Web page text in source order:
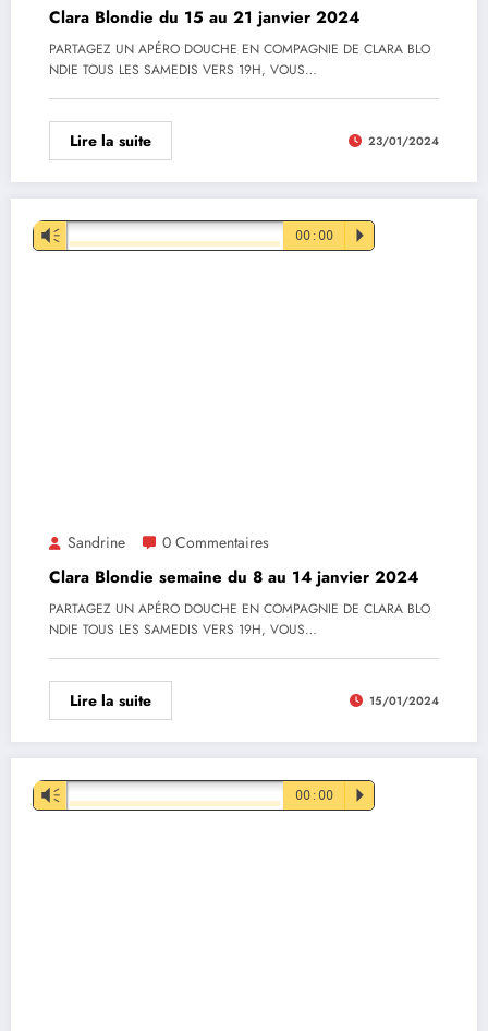
Clara Blondie du 15 au 21 janvier 2024
PARTAGEZ UN APÉRO DOUCHE EN COMPAGNIE DE CLARA BLO
NDIE TOUS LES SAMEDIS VERS 19H, VOUS…
Lire la suite 23/01/2024
Lecteur
audio
Vm 00:00 P
Sandrine 0 Commentaires
Clara Blondie semaine du 8 au 14 janvier 2024
PARTAGEZ UN APÉRO DOUCHE EN COMPAGNIE DE CLARA BLO
NDIE TOUS LES SAMEDIS VERS 19H, VOUS…
Lire la suite 15/01/2024
Lecteur
audio
Vm 00:00 P